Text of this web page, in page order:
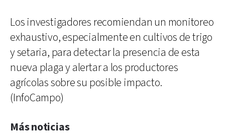
Los investigadores recomiendan un monitoreo
exhaustivo, especialmente en cultivos de trigo
y setaria, para detectar la presencia de esta
nueva plaga y alertar a los productores
agrícolas sobre su posible impacto.
(InfoCampo)
Más noticias